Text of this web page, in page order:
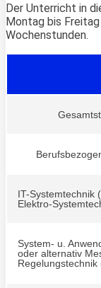
Der Unterricht in
Montag bis
Wochenstunden.
IT-Systemtechnik
Elektro-
System- u.
oder alternativ
Regelungstechnik